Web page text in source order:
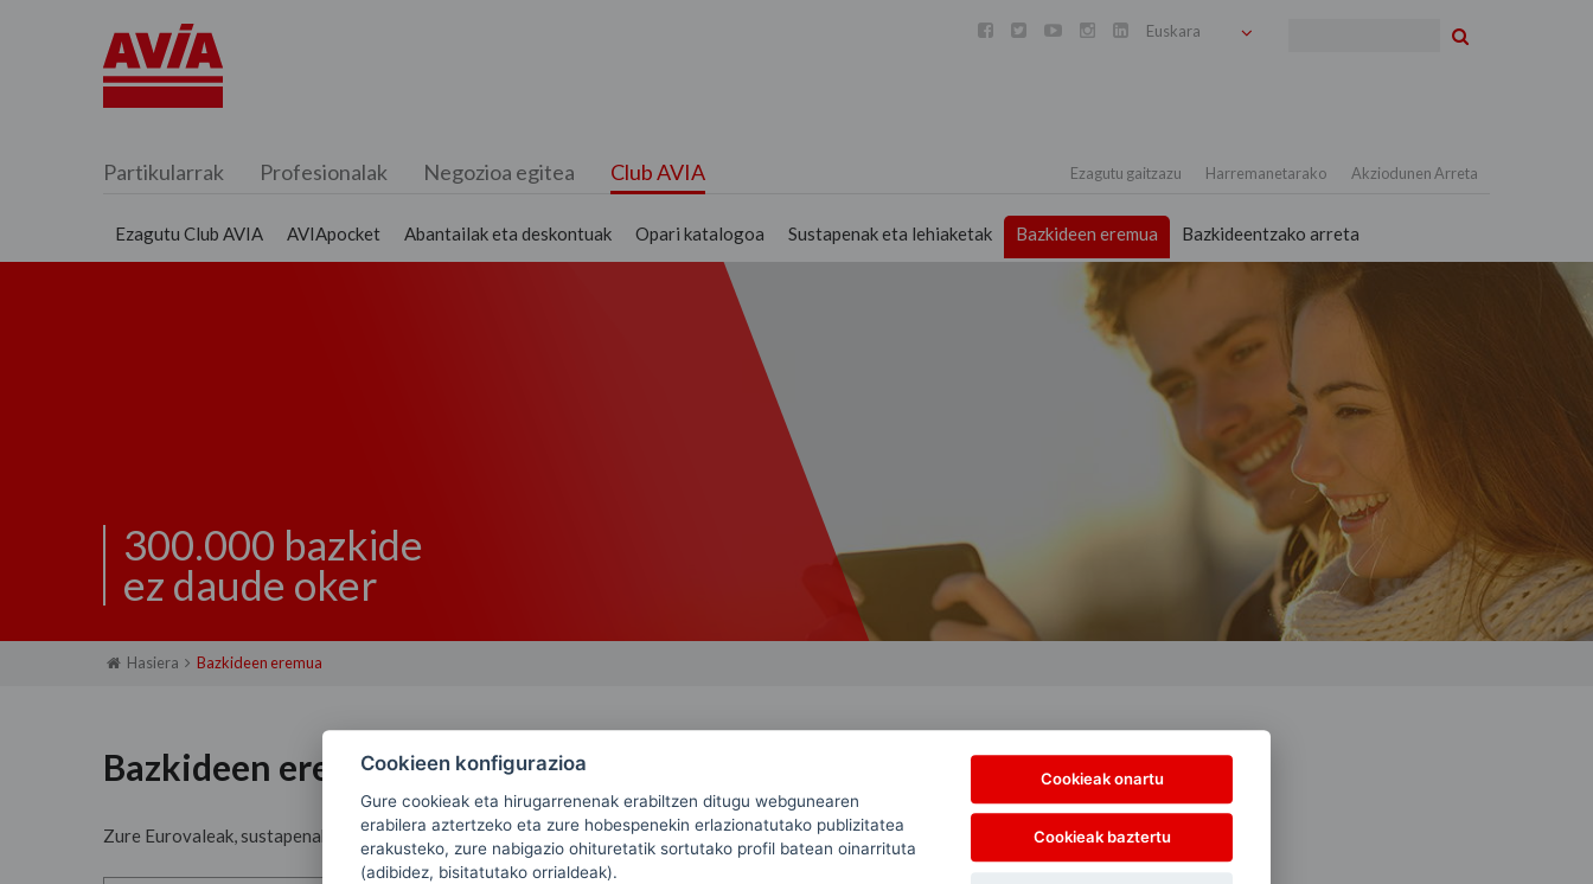
    
Partikularrak Profesionalak Negozioa egitea Club AVIA Ezagutu gaitzazu Harremanetarako Akziodunen Arreta
Ezagutu Club AVIA AVIApocket Abantailak eta deskontuak Opari katalogoa Sustapenak eta lehiaketak Bazkideen eremua Bazkideentzako arreta
300.000 bazkide
ez daude oker
Hasiera Bazkideen eremua
Bazkideen eremua
Zure Eurovaleak, sustapenak, deskontuak, etb. ikusi
Cookieen konfigurazioa
Gure cookieak eta hirugarrenenak erabiltzen ditugu webgunearen
erabilera aztertzeko eta zure hobespenekin erlazionatutako publizitatea
erakusteko, zure nabigazio ohituretatik sortutako profil batean oinarrituta
(adibidez, bisitatutako orrialdeak).
Cookieak onartu
Cookieak baztertu